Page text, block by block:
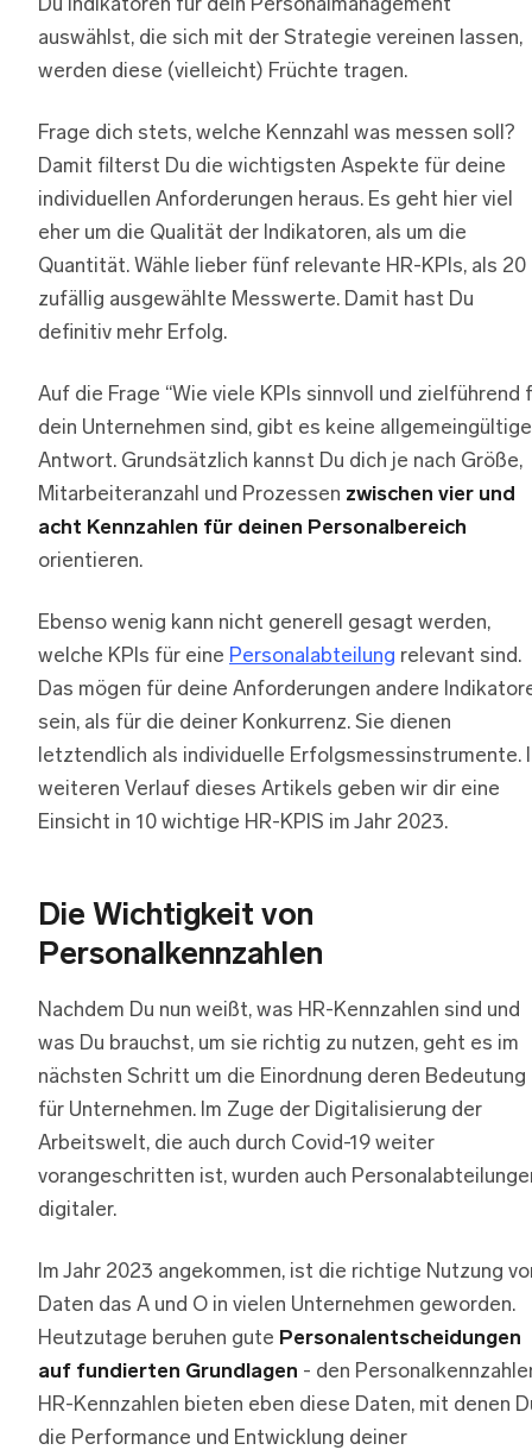
Du Indikatoren für dein Personalmanagement
auswählst, die sich mit der Strategie vereinen lassen,
werden diese (vielleicht) Früchte tragen.
Frage dich stets, welche Kennzahl was messen soll?
Damit filterst Du die wichtigsten Aspekte für deine
individuellen Anforderungen heraus. Es geht hier viel
eher um die Qualität der Indikatoren, als um die
Quantität. Wähle lieber fünf relevante HR-KPIs, als 20
zufällig ausgewählte Messwerte. Damit hast Du
definitiv mehr Erfolg.
Auf die Frage “Wie viele KPIs sinnvoll und zielführend
dein Unternehmen sind, gibt es keine allgemeingültige
Antwort. Grundsätzlich kannst Du dich je nach Größe,
Mitarbeiteranzahl und Prozessen zwischen vier und
acht Kennzahlen für deinen Personalbereich
orientieren.
Ebenso wenig kann nicht generell gesagt werden,
welche KPIs für eine Personalabteilung relevant sind.
Das mögen für deine Anforderungen andere
sein, als für die deiner Konkurrenz. Sie dienen
letztendlich als individuelle Erfolgsmessinstrumente.
weiteren Verlauf dieses Artikels geben wir dir eine
Einsicht in 10 wichtige HR-KPIS im Jahr 2023.
Die Wichtigkeit von
Personalkennzahlen
Nachdem Du nun weißt, was HR-Kennzahlen sind und
was Du brauchst, um sie richtig zu nutzen, geht es im
nächsten Schritt um die Einordnung deren Bedeutung
für Unternehmen. Im Zuge der Digitalisierung der
Arbeitswelt, die auch durch Covid-19 weiter
vorangeschritten ist, wurden auch
digitaler.
Im Jahr 2023 angekommen, ist die richtige Nutzung
Daten das A und O in vielen Unternehmen geworden.
Heutzutage beruhen gute Personalentscheidungen
auf fundierten Grundlagen - den
HR-Kennzahlen bieten eben diese Daten, mit denen
die Performance und Entwicklung deiner